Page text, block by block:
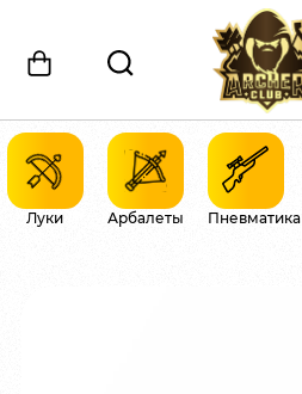
Луки Арбалеты Пневматика